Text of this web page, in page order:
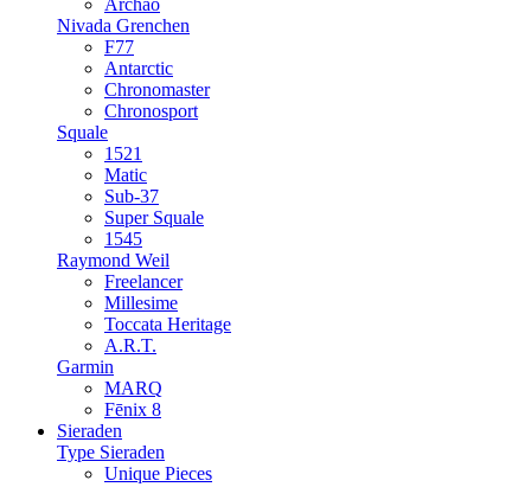
Archao
Nivada Grenchen
F77
Antarctic
Chronomaster
Chronosport
Squale
1521
Matic
Sub-37
Super Squale
1545
Raymond Weil
Freelancer
Millesime
Toccata Heritage
A.R.T.
Garmin
MARQ
Fēnix 8
Sieraden
Type Sieraden
Unique Pieces